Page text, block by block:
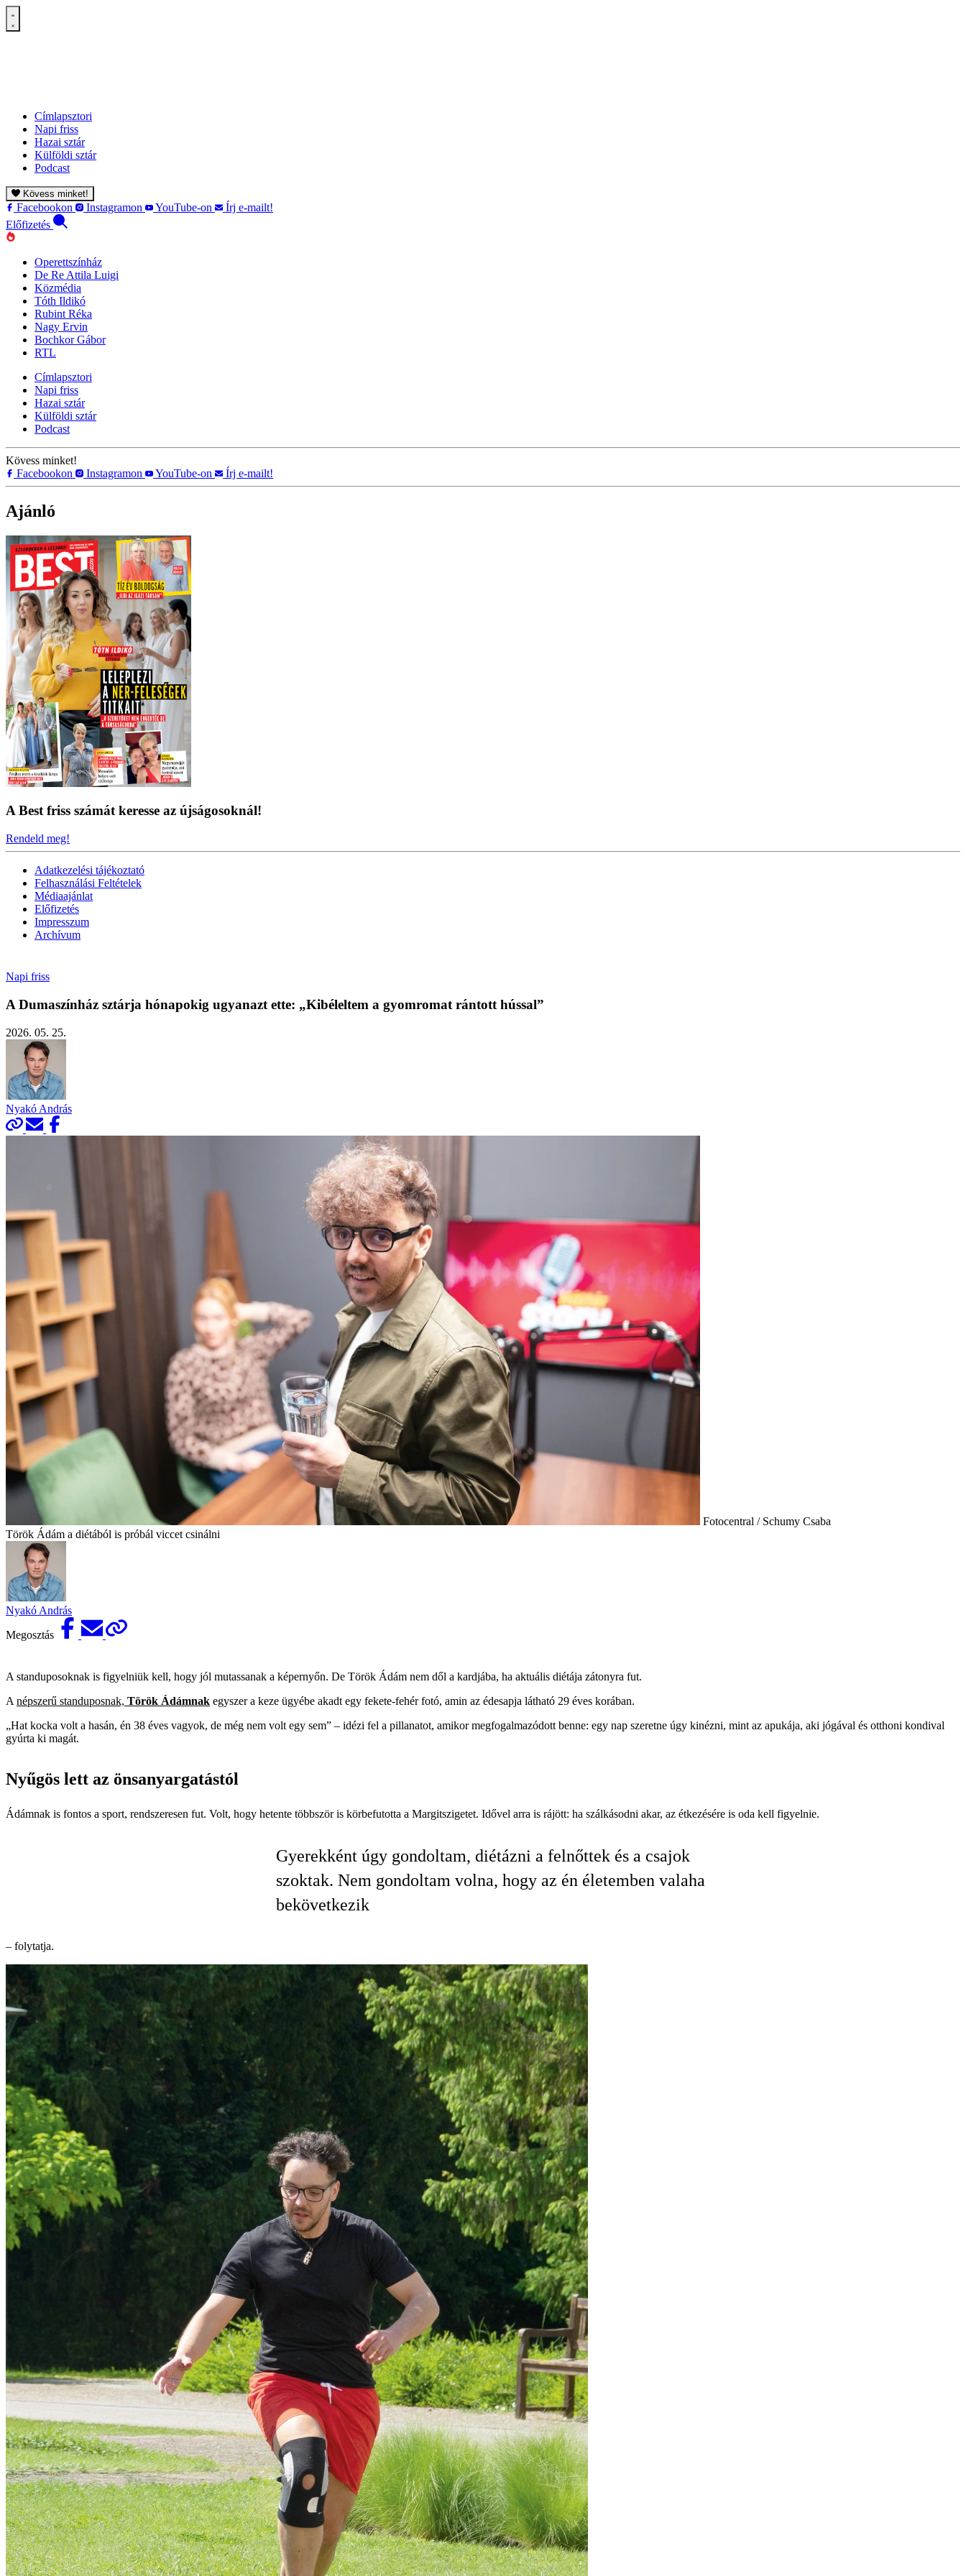
Címlapsztori
Napi friss
Hazai sztár
Külföldi sztár
Podcast
Kövess minket!
Facebookon Instagramon YouTube-on
Írj e-mailt!
Előfizetés
Operettszínház
De Re Attila Luigi
Közmédia
Tóth Ildikó
Rubint Réka
Nagy Ervin
Bochkor Gábor
RTL
Címlapsztori
Napi friss
Hazai sztár
Külföldi sztár
Podcast
Kövess minket!
Facebookon
Instagramon YouTube-on Írj e-mailt!
Ajánló
A Best friss számát keresse az újságosoknál!
Rendeld meg!
Adatkezelési tájékoztató
Felhasználási Feltételek
Médiaajánlat
Előfizetés
Impresszum
Archívum
Napi friss
A Dumaszínház sztárja hónapokig ugyanazt ette: „Kibéleltem a gyomromat rántott hússal”
2026. 05. 25.
Nyakó András
Fotocentral / Schumy Csaba
Török Ádám a diétából is próbál viccet csinálni
Nyakó András
Megosztás
A standuposoknak is figyelniük kell, hogy jól mutassanak a képernyőn. De Török Ádám nem dől a kardjába, ha aktuális diétája zátonyra fut.
A népszerű standuposnak, Török Ádámnak egyszer a keze ügyébe akadt egy fekete-fehér fotó, amin az édesapja látható 29 éves korában.
„Hat kocka volt a hasán, én 38 éves vagyok, de még nem volt egy sem” – idézi fel a pillanatot, amikor megfogalmazódott benne: egy nap szeretne úgy kinézni, mint az apukája, aki jógával és otthoni kondival
gyúrta ki magát.
Nyűgös lett az önsanyargatástól
Ádámnak is fontos a sport, rendszeresen fut. Volt, hogy hetente többször is körbefutotta a Margitszigetet. Idővel arra is rájött: ha szálkásodni akar, az étkezésére is oda kell figyelnie.
Gyerekként úgy gondoltam, diétázni a felnőttek és a csajok
szoktak. Nem gondoltam volna, hogy az én életemben valaha
bekövetkezik
– folytatja.